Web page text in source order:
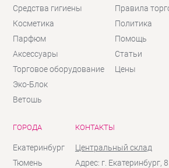
Средства гигиены
Косметика
Парфюм
Аксессуары
Торговое оборудование
Эко-Блок
Ветошь
Правила
Политика
Помощь
Статьи
Цены
ГОРОДА
Екатеринбург
Тюмень
КОНТАКТЫ
Центральный склад
Адрес: г. Екатеринбург, 8